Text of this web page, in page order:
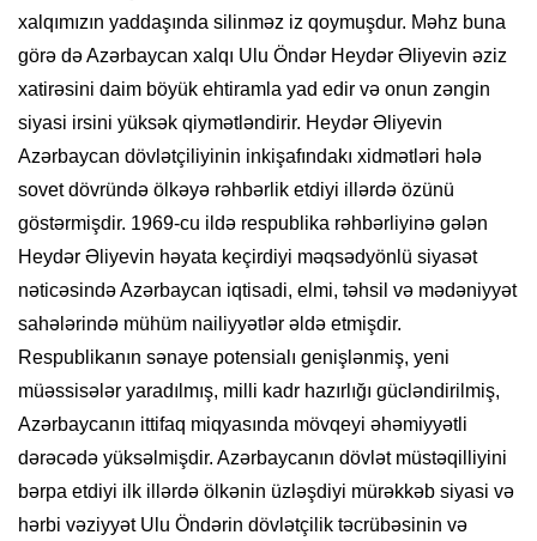
xalqımızın yaddaşında silinməz iz qoymuşdur. Məhz buna
görə də Azərbaycan xalqı Ulu Öndər Heydər Əliyevin əziz
xatirəsini daim böyük ehtiramla yad edir və onun zəngin
siyasi irsini yüksək qiymətləndirir. Heydər Əliyevin
Azərbaycan dövlətçiliyinin inkişafındakı xidmətləri hələ
sovet dövründə ölkəyə rəhbərlik etdiyi illərdə özünü
göstərmişdir. 1969-cu ildə respublika rəhbərliyinə gələn
Heydər Əliyevin həyata keçirdiyi məqsədyönlü siyasət
nəticəsində Azərbaycan iqtisadi, elmi, təhsil və mədəniyyət
sahələrində mühüm nailiyyətlər əldə etmişdir.
Respublikanın sənaye potensialı genişlənmiş, yeni
müəssisələr yaradılmış, milli kadr hazırlığı gücləndirilmiş,
Azərbaycanın ittifaq miqyasında mövqeyi əhəmiyyətli
dərəcədə yüksəlmişdir. Azərbaycanın dövlət müstəqilliyini
bərpa etdiyi ilk illərdə ölkənin üzləşdiyi mürəkkəb siyasi və
hərbi vəziyyət Ulu Öndərin dövlətçilik təcrübəsinin və